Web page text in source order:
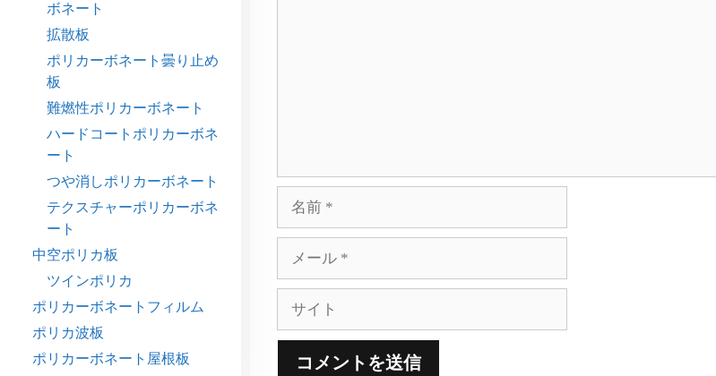
ル
ト
ボネート
拡散板
ポリカーボネート曇り止め
板
難燃性ポリカーボネート
ハードコートポリカーボネ
ート
つや消しポリカーボネート
テクスチャーポリカーボネ
ート
中空ポリカ板
ツインポリカ
ポリカーボネートフィルム
ポリカ波板
ポリカーボネート屋根板